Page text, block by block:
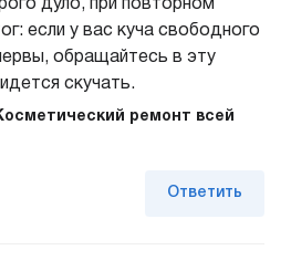
дуло, при повторном
если у вас куча свободного
обращайтесь в эту
скучать.
ремонт всей
Ответить